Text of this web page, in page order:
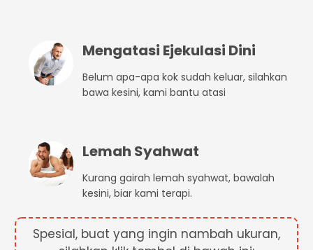
Mengatasi Ejekulasi Dini
Belum apa-apa kok sudah keluar, silahkan
bawa kesini, kami bantu atasi
Lemah Syahwat
Kurang gairah lemah syahwat, bawalah
kesini, biar kami terapi.
Spesial, buat yang ingin nambah ukuran,